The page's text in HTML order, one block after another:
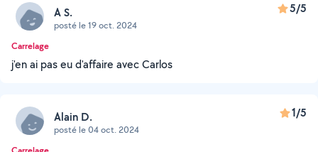
A S.
posté le 19 oct. 2024
5/5
Carrelage
j'en ai pas eu d'affaire avec Carlos
Alain D.
posté le 04 oct. 2024
1/5